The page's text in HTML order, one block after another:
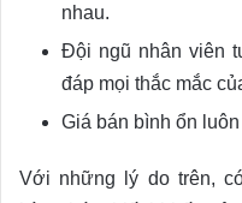
nhau.
Đội ngũ nhân viên
đáp mọi thắc mắc
Giá bán bình ổn
Với những lý do trên,